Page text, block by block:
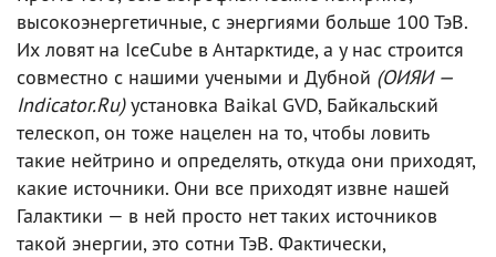
высокоэнергетичные, с энергиями больше 100 ТэВ.
Их ловят на IceCube в Антарктиде, а у нас строится
совместно с нашими учеными и Дубной (ОИЯИ —
Indicator.Ru)установка Baikal GVD, Байкальский
телескоп, он тоже нацелен на то, чтобы ловить
такие нейтрино и определять, откуда они приходят,
какие источники. Они все приходят извне нашей
Галактики — в ней просто нет таких источников
такой энергии, это сотни ТэВ. Фактически,